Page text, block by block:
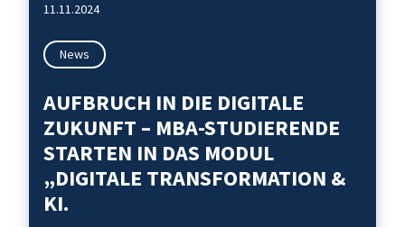
11.11.2024
News
AUFBRUCH IN DIE DIGITALE
ZUKUNFT – MBA-STUDIERENDE
STARTEN IN DAS MODUL
„DIGITALE TRANSFORMATION &
KI.